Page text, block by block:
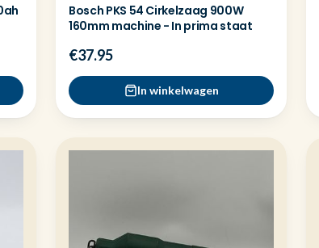
Bosch PKS 54 Cirkelzaag 900W
160mm machine - In prima staat
€37.95
In winkelwagen